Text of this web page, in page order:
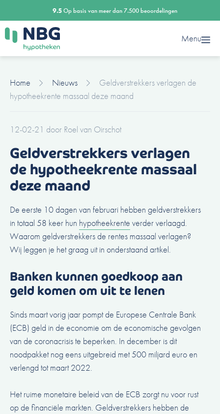
naar
de
inhoud
9.5Op basis van meer dan 7.500 beoordelingen
Menu
Home Nieuws
Geldverstrekkers verlagen de
hypotheekrente massaal deze maand
12-02-21 door Roel van Oirschot
Geldverstrekkers verlagen
de hypotheekrente massaal
deze maand
De eerste 10 dagen van februari hebben geldverstrekkers
in totaal 58 keer hun hypotheekrente verder verlaagd.
Waarom geldverstrekkers de rentes massaal verlagen?
Wij leggen je het graag uit in onderstaand artikel.
Banken kunnen goedkoop aan
geld komen om uit te lenen
Sinds maart vorig jaar pompt de Europese Centrale Bank
(ECB) geld in de economie om de economische gevolgen
van de coronacrisis te beperken. In december is dit
noodpakket nog eens uitgebreid met 500 miljard euro en
verlengd tot maart 2022.
Het ruime monetaire beleid van de ECB zorgt nu voor rust
op de financiële markten. Geldverstrekkers hebben de